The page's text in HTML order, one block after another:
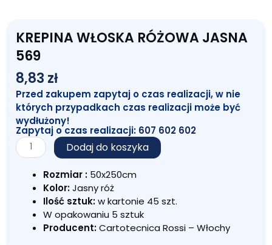
KREPINA WŁOSKA RÓŻOWA JASNA
569
8,83 zł
Przed zakupem zapytaj o czas realizacji, w nie
których przypadkach czas realizacji może być
wydłużony!
Zapytaj o czas realizacji: 607 602 602
ilość
KREPINA
WŁOSKA
RÓŻOWA
Dodaj do koszyka
Rozmiar : 50x250cm
Kolor:Jasny róż
Ilość sztuk:w kartonie 45 szt.
W opakowaniu 5 sztuk
Producent:Cartotecnica Rossi – Włochy